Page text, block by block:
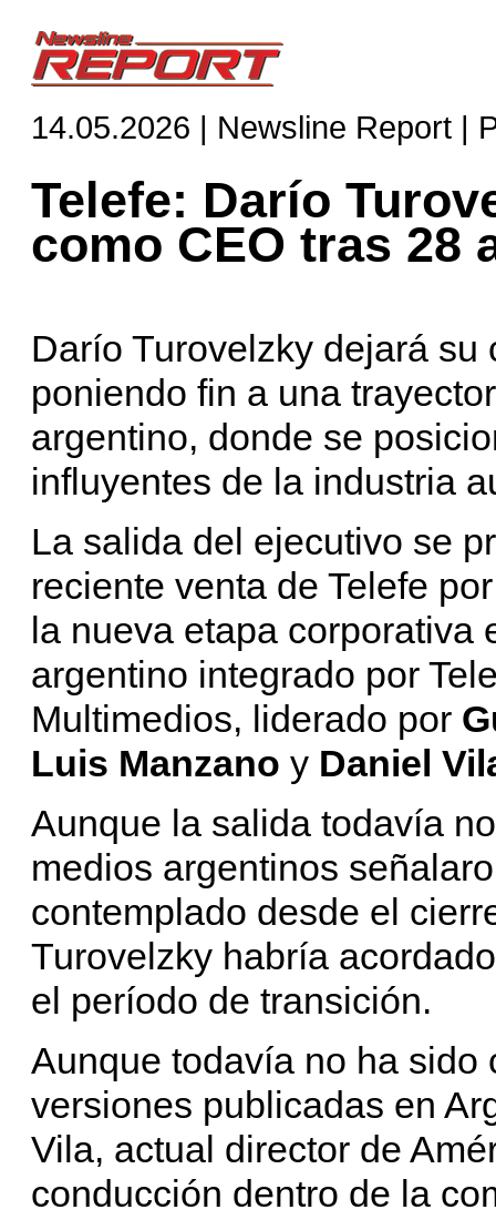
14.05.2026 | Newsline Report |
Telefe: Darío
como CEO tras 28
Darío Turovelzky dejará su
poniendo fin a una
argentino, donde se
influyentes de la industria
La salida del ejecutivo se
reciente venta de Telefe
la nueva etapa corporativa
argentino integrado por
Multimedios, liderado por
Luis Manzano y Daniel
Aunque la salida todavía
medios argentinos
contemplado desde el
Turovelzky habría
el período de transición.
Aunque todavía no ha sido
versiones publicadas en
Vila, actual director de
conducción dentro de la